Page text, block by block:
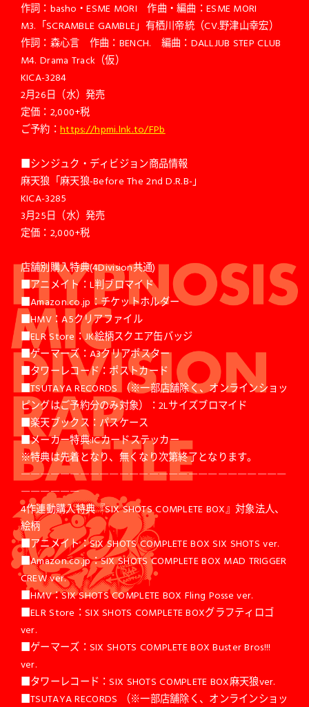
作詞：basho・ESME MORI 作曲・編曲：ESME MORI
M3.「SCRAMBLE GAMBLE」有栖川帝統（CV.野津山幸宏）
作詞：森心言 作曲：BENCH. 編曲：DALLJUB STEP CLUB
M4. Drama Track（仮）
KICA-3284
2月26日（水）発売
定価：2,000+税
ご予約：https://hpmi.lnk.to/FPb
■シンジュク・ディビジョン商品情報
麻天狼「麻天狼-Before The 2nd D.R.B-」
KICA-3285
3月25日（水）発売
定価：2,000+税
店舗別購入特典(4Division共通)
■アニメイト：L判ブロマイド
■Amazon.co.jp：チケットホルダー
■HMV：A5クリアファイル
■ELR Store：JK絵柄スクエア缶バッジ
■ゲーマーズ：A3クリアポスター
■タワーレコード：ポストカード
■TSUTAYA RECORDS （※一部店舗除く、オンラインショッ
ピングはご予約分のみ対象）：2Lサイズブロマイド
■楽天ブックス：パスケース
■メーカー特典:ICカードステッカー
※特典は先着となり、無くなり次第終了となります。
―――――――――――――――――――――――――――
――――――
4作連動購入特典『SIX SHOTS COMPLETE BOX』対象法人、
絵柄
■アニメイト：SIX SHOTS COMPLETE BOX SIX SHOTS ver.
■Amazon.co.jp：SIX SHOTS COMPLETE BOX MAD TRIGGER
CREW ver.
■HMV：SIX SHOTS COMPLETE BOX Fling Posse ver.
■ELR Store：SIX SHOTS COMPLETE BOXグラフティロゴ
ver.
■ゲーマーズ：SIX SHOTS COMPLETE BOX Buster Bros!!!
ver.
■タワーレコード：SIX SHOTS COMPLETE BOX麻天狼ver.
■TSUTAYA RECORDS （※一部店舗除く、オンラインショッ